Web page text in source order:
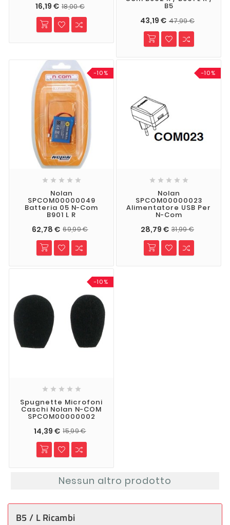
16,19 € 18,00 € B5
43,19 € 47,99 €
-10%
    
Nolan
SPCOM00000049
Batteria 05 N-Com
B901 L R
62,78 € 69,99 €
-10%
    
Nolan
SPCOM00000023
Alimentatore USB Per
N-Com
28,79 € 31,99 €
-10%
    
Spugnette Microfoni
Caschi Nolan N-COM
SPCOM00000002
14,39 € 15,99 €
Nessun altro prodotto
B5 / L Ricambi